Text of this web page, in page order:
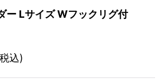
Lサイズ Wフックリグ付
込)